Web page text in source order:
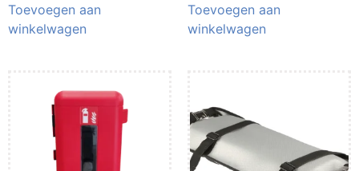
Toevoegen aan
winkelwagen
Toevoegen aan
winkelwagen